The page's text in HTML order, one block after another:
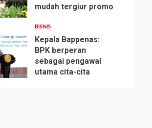
mudah tergiur promo
BISNIS
Kepala Bappenas:
BPK berperan
sebagai pengawal
utama cita-cita